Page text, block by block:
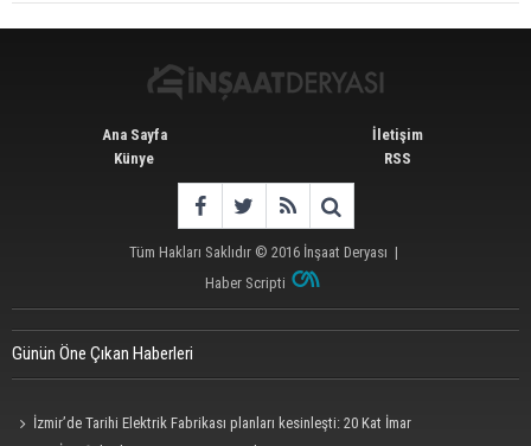
Ana Sayfa
Künye
İletişim
RSS
Tüm Hakları Saklıdır © 2016 İnşaat Deryası |
Haber Scripti
Günün Öne Çıkan Haberleri
İzmir’de Tarihi Elektrik Fabrikası planları kesinleşti: 20 Kat İmar